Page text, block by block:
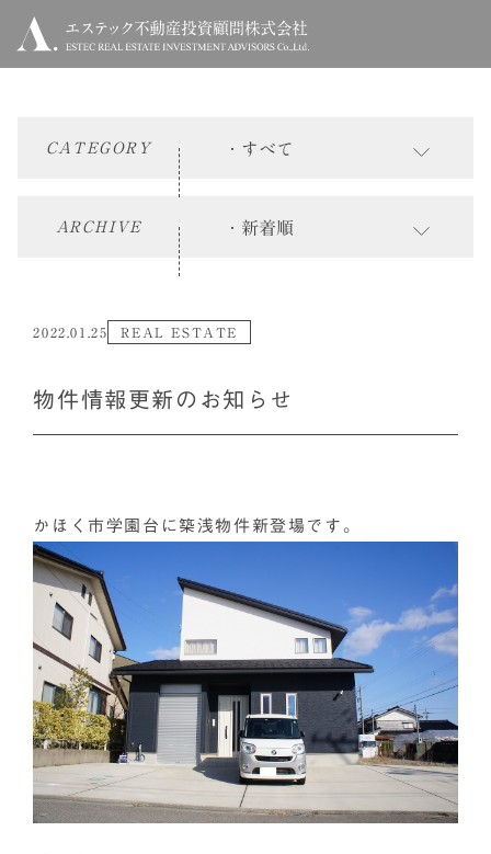
CATEGORY
ARCHIVE
2022.01.25 REAL ESTATE
物件情報更新のお知らせ
かほく市学園台に築浅物件新登場です。